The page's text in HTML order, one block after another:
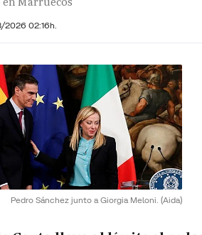
02:16h.
Pedro Sánchez junto a Giorgia Meloni. (Aida)